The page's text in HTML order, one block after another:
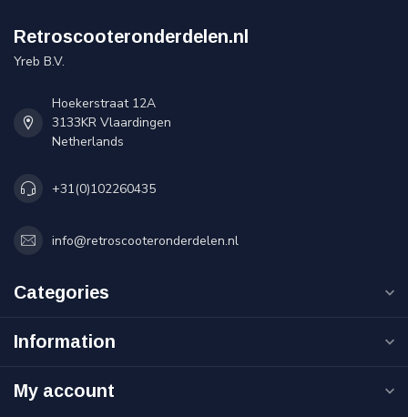
Retroscooteronderdelen.nl
Yreb B.V.
Hoekerstraat 12A
3133KR Vlaardingen
Netherlands
+31(0)102260435
info@retroscooteronderdelen.nl
Categories
Information
My account